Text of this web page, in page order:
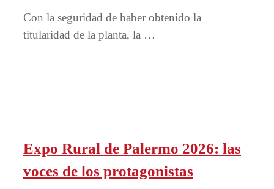
Con la seguridad de haber obtenido la
titularidad de la planta, la …
Expo Rural de Palermo 2026: las
voces de los protagonistas